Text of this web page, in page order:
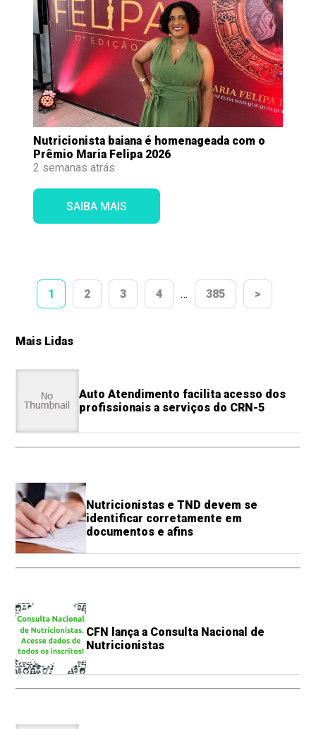
Nutricionista baiana é homenageada com o
Prêmio Maria Felipa 2026
2 semanas atrás
SAIBA MAIS
1 2 3 4 … 385 >
Mais Lidas
Auto Atendimento facilita acesso dos
profissionais a serviços do CRN-5
Nutricionistas e TND devem se
identificar corretamente em
documentos e afins
CFN lança a Consulta Nacional de
Nutricionistas